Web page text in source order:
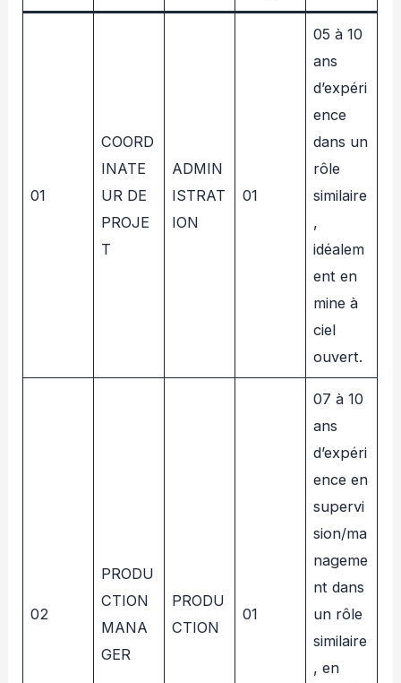
01
COORD
INATE
UR DE
PROJE
T
ADMIN
ISTRAT
ION
01
05 à 10
ans
d’expéri
ence
dans un
rôle
similaire
,
idéalem
ent en
mine à
ciel
ouvert.
02
PRODU
CTION
MANA
GER
PRODU
CTION
01
07 à 10
ans
d’expéri
ence en
supervi
sion/ma
nageme
nt dans
un rôle
similaire
, en